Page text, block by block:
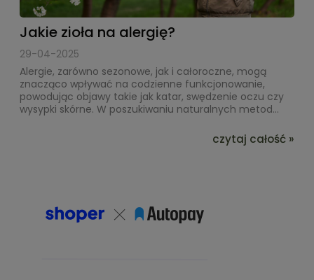
Jakie zioła na alergię?
29-04-2025
Alergie, zarówno sezonowe, jak i całoroczne, mogą
znacząco wpływać na codzienne funkcjonowanie,
powodując objawy takie jak katar, swędzenie oczu czy
wysypki skórne. W poszukiwaniu naturalnych metod...
czytaj całość »